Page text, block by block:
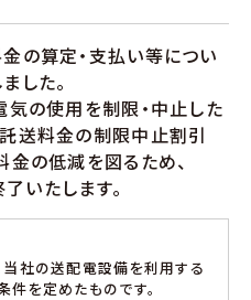
の算定・支払い等につい
した。
の使用を制限・中止した
送料金の制限中止割引
金の低減を図るため、
いたします。
社の送配電設備を利用する
を定めたものです。